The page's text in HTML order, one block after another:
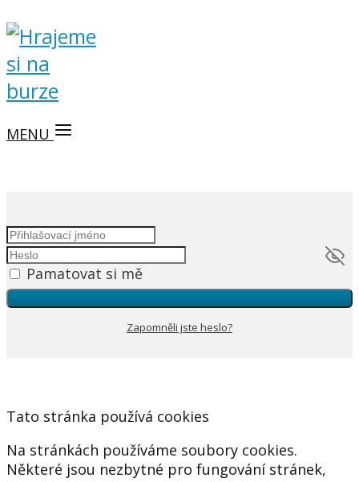
MENU
Pamatovat si mě
Zapomněli jste heslo?
Tato stránka používá cookies
Na stránkách používáme soubory cookies.
Některé jsou nezbytné pro fungování stránek,